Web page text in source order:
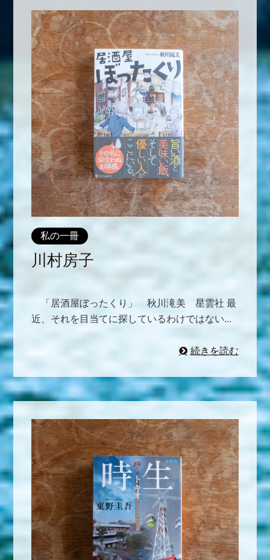
私の一冊
川村房子
「居酒屋ぼったくり」 秋川滝美 星雲社 最
近、それを目当てに探しているわけではない...
続きを読む